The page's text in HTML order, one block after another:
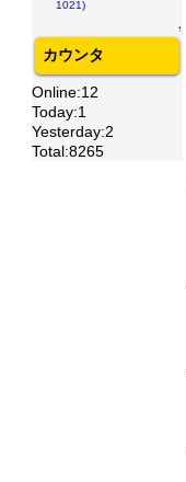
1021)
↑
カウンタ
Online:12
Today:1
Yesterday:2
Total:8265